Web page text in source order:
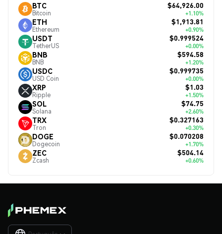
BTC
Bitcoin
$64,926.00
+1.10%
ETH
Ethereum
$1,913.81
+0.90%
USDT
TetherUS
$0.999524
+0.00%
BNB
BNB
$594.58
+1.20%
USDC
USD Coin
$0.999735
+0.00%
XRP
Ripple
$1.03
+1.50%
SOL
Solana
$74.75
+2.60%
TRX
Tron
$0.327163
+0.30%
DOGE
Dogecoin
$0.070208
+1.70%
ZEC
Zcash
$504.14
+0.60%